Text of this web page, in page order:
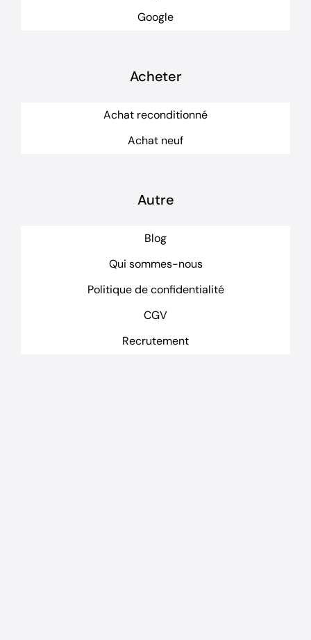
Google
Acheter
Achat reconditionné
Achat neuf
Autre
Blog
Qui sommes-nous
Politique de confidentialité
CGV
Recrutement